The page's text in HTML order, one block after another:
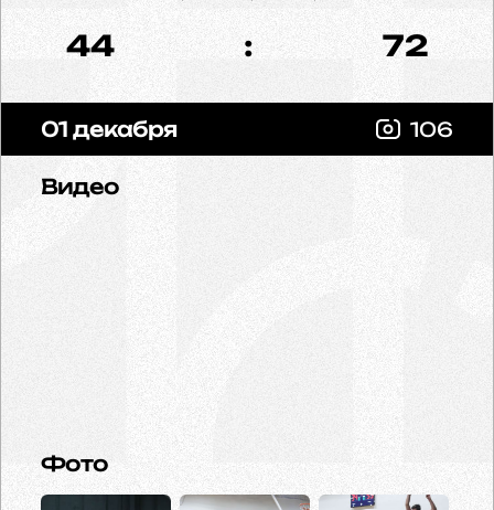
44 : 72
01 декабря 106
Видео
Фото